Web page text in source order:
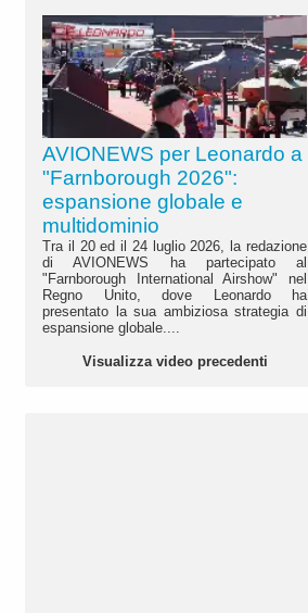
AVIONEWS per Leonardo a
"Farnborough 2026":
espansione globale e
multidominio
Tra il 20 ed il 24 luglio 2026, la redazione
di AVIONEWS ha partecipato al
"Farnborough International Airshow" nel
Regno Unito, dove Leonardo ha
presentato la sua ambiziosa strategia di
espansione globale....
Visualizza video precedenti